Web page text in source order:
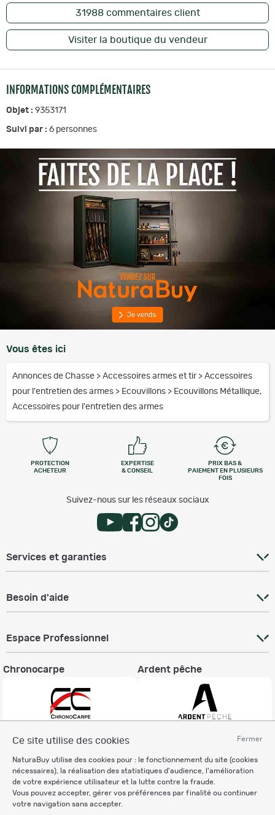
Fermer
Ce site utilise des cookies
NaturaBuy utilise des cookies pour : le fonctionnement du site (cookies
nécessaires), la réalisation des statistiques d'audience, l'amélioration
de votre expérience utilisateur et la lutte contre la fraude.
Vous pouvez accepter, gérer vos préférences par finalité ou continuer
votre navigation sans accepter.
31988commentaires client
Visiter la boutique du vendeur
INFORMATIONS COMPLÉMENTAIRES
Objet : 9353171
Suivi par : 6 personnes
Vous êtes ici
Annonces de Chasse > Accessoires armes et tir > Accessoires
pour l'entretien des armes > Ecouvillons > Ecouvillons Métallique,
Accessoires pour l'entretien des armes
PROTECTION
ACHETEUR
EXPERTISE
& CONSEIL
PRIX BAS &
PAIEMENT EN PLUSIEURS
FOIS
Suivez-nous sur les réseaux sociaux
Services et garanties
Besoin d'aide
Espace Professionnel
Chronocarpe Ardent pêche
Charte éthique
Mentions légales
Règlement & Conditions d'utilisation
Politique de protection